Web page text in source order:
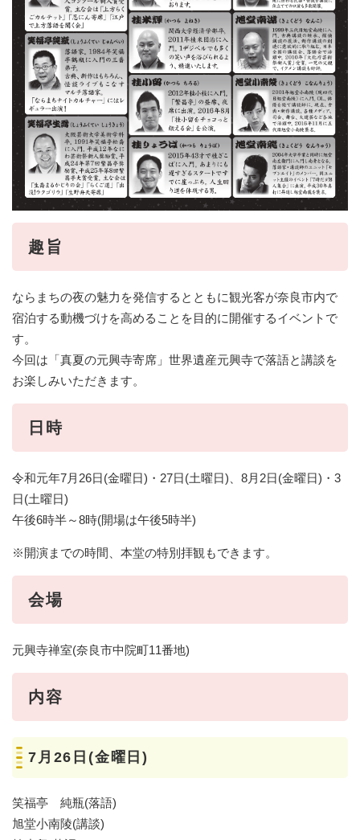
趣旨
ならまちの夜の魅力を発信するとともに観光客が奈良市内で
宿泊する動機づけを高めることを目的に開催するイベントで
す。
今回は「真夏の元興寺寄席」世界遺産元興寺で落語と講談を
お楽しみいただきます。
日時
令和元年7月26日(金曜日)・27日(土曜日)、8月2日(金曜日)・3
日(土曜日)
午後6時半～8時(開場は午後5時半)
※開演までの時間、本堂の特別拝観もできます。
会場
元興寺禅室(奈良市中院町11番地)
内容
7月26日(金曜日)
笑福亭 純瓶(落語)
旭堂小南陵(講談)